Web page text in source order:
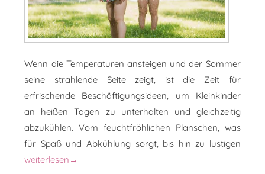
Wenn die Temperaturen ansteigen und der Sommer
seine strahlende Seite zeigt, ist die Zeit für
erfrischende Beschäftigungsideen, um Kleinkinder
an heißen Tagen zu unterhalten und gleichzeitig
abzukühlen. Vom feuchtfröhlichen Planschen, was
für Spaß und Abkühlung sorgt, bis hin zu lustigen
5 coole Beschäftigungsideen für heiße Sommertage
weiterlesen →